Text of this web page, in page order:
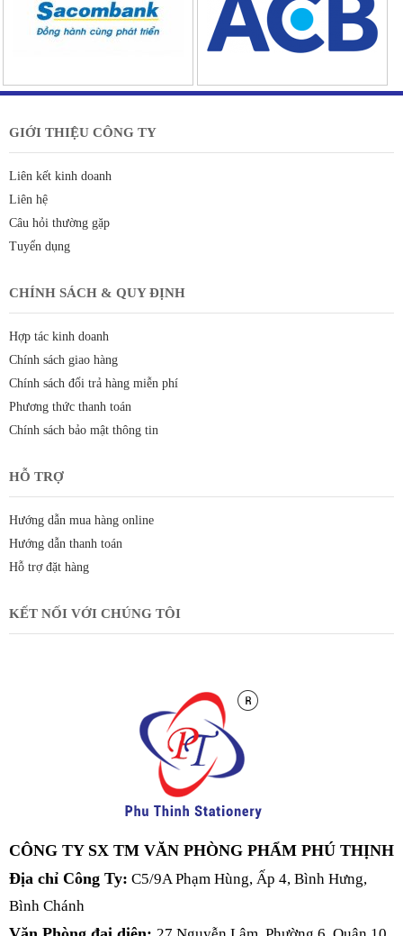
GIỚI THIỆU CÔNG TY
Liên kết kinh doanh
Liên hệ
Câu hỏi thường gặp
Tuyển dụng
CHÍNH SÁCH & QUY ĐỊNH
Hợp tác kinh doanh
Chính sách giao hàng
Chính sách đổi trả hàng miễn phí
Phương thức thanh toán
Chính sách bảo mật thông tin
HỖ TRỢ
Hướng dẫn mua hàng online
Hướng dẫn thanh toán
Hỗ trợ đặt hàng
KẾT NỐI VỚI CHÚNG TÔI
CÔNG TY SX TM VĂN PHÒNG PHẨM PHÚ THỊNH
Địa chỉ Công Ty: C5/9A Phạm Hùng, Ấp 4, Bình Hưng,
Bình Chánh